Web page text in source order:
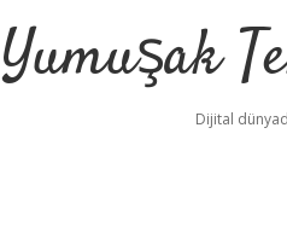
Yumuşak
Dijital